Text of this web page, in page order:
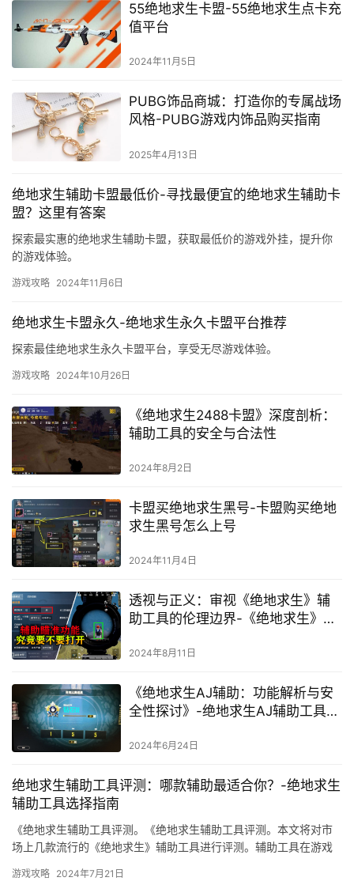
55绝地求生卡盟-55绝地求生点卡充
值平台
2024年11月5日
PUBG饰品商城：打造你的专属战场
风格-PUBG游戏内饰品购买指南
2025年4月13日
绝地求生辅助卡盟最低价-寻找最便宜的绝地求生辅助卡
盟？这里有答案
探索最实惠的绝地求生辅助卡盟，获取最低价的游戏外挂，提升你
的游戏体验。
游戏攻略 2024年11月6日
绝地求生卡盟永久-绝地求生永久卡盟平台推荐
探索最佳绝地求生永久卡盟平台，享受无尽游戏体验。
游戏攻略 2024年10月26日
《绝地求生2488卡盟》深度剖析：
辅助工具的安全与合法性
2024年8月2日
卡盟买绝地求生黑号-卡盟购买绝地
求生黑号怎么上号
2024年11月4日
透视与正义：审视《绝地求生》辅
助工具的伦理边界-《绝地求生》游
析
2024年8月11日
《绝地求生AJ辅助：功能解析与安
全性探讨》-绝地求生AJ辅助工具：
2024年6月24日
绝地求生辅助工具评测：哪款辅助最适合你？-绝地求生
辅助工具选择指南
《绝地求生辅助工具评测。《绝地求生辅助工具评测。本文将对市
场上几款流行的《绝地求生》辅助工具进行评测。辅助工具在游戏
游戏攻略 2024年7月21日